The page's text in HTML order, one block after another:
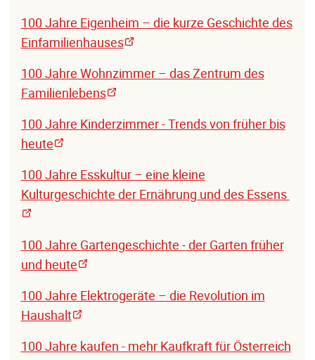
100 Jahre Eigenheim – die kurze Geschichte des
Einfamilienhauses
100 Jahre Wohnzimmer – das Zentrum des
Familienlebens
100 Jahre Kinderzimmer - Trends von früher bis
heute
100 Jahre Esskultur – eine kleine
Kulturgeschichte der Ernährung und des Essens
100 Jahre Gartengeschichte - der Garten früher
und heute
100 Jahre Elektrogeräte – die Revolution im
Haushalt
100 Jahre kaufen - mehr Kaufkraft für Österreich